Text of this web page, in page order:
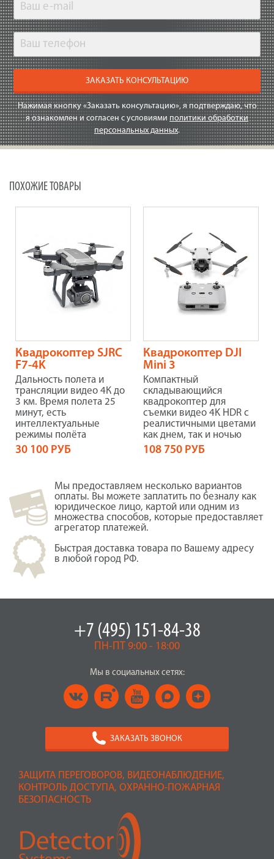
ЗАКАЗАТЬ КОНСУЛЬТАЦИЮ
Нажимая кнопку «Заказать консультацию», я подтверждаю, что
я ознакомлен и согласен с условиями политики обработки
персональных данных.
ПОХОЖИЕ ТОВАРЫ
Квадрокоптер SJRC
F7-4K
Дальность полета и
трансляции видео 4К до
3 км. Время полета 25
минут, есть
интеллектуальные
режимы полёта
30 100 РУБ
Квадрокоптер DJI
Mini 3
Компактный
складывающийся
квадрокоптер для
съемки видео 4K HDR с
реалистичными цветами
как днем, так и ночью
108 750 РУБ
Мы предоставляем несколько вариантов
оплаты. Вы можете заплатить по безналу как
юридическое лицо, картой или одним из
множества способов, которые предоставляет
агрегатор платежей.
Быстрая доставка товара по Вашему адресу
в любой город РФ.
ЗАЩИТА ПЕРЕГОВОРОВ, ВИДЕОНАБЛЮДЕНИЕ,
КОНТРОЛЬ ДОСТУПА, ОХРАННО-ПОЖАРНАЯ
БЕЗОПАСНОСТЬ
+7 (495) 151-84-38
ПН-ПТ 9:00 - 18:00
Мы в социальных сетях:
ЗАКАЗАТЬ ЗВОНОК